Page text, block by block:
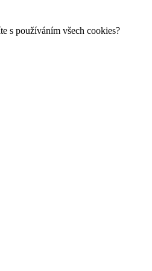
s používáním všech cookies?